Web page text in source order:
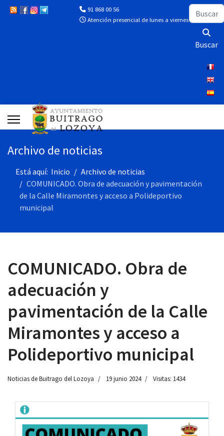
91 868 00 56
Atención presencial de lunes a viernes de 10:00 a
Buscar
Buscar
Archivo de noticias
Está aquí: Inicio
Archivo de noticias
COMUNICADO. Obra de adecuación y pavimentación
de la Calle Miramontes y acceso a Polideportivo
municipal
COMUNICADO. Obra de
adecuación y
pavimentación de la Calle
Miramontes y acceso a
Polideportivo municipal
Noticias de Buitrago del Lozoya 19 junio 2024 Visitas: 1434